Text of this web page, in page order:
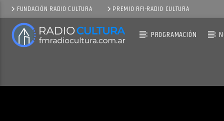
FUNDACIÓN RADIO CULTURA PREMIO RFI-RADIO CULTURA
PROGRAMACIÓN